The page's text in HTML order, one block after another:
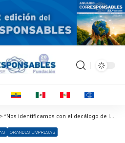
Corresponsables > Entrevistas > “Nos identificamos con el decálogo de la Empresa Socialmente Responsable de Cemefi, ya que refleja nuestros valores”
GRANDES EMPRESAS